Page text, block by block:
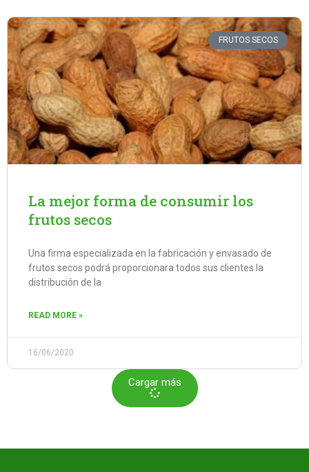
FRUTOS SECOS
La mejor forma de consumir los
frutos secos
Una firma especializada en la fabricación y envasado de
frutos secos podrá proporcionara todos sus clientes la
distribución de la
READ MORE »
16/06/2020
Cargar más